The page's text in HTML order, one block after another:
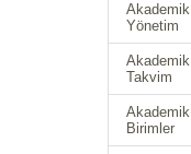
Akademik
Yönetim
Akademik
Takvim
Akademik
Birimler